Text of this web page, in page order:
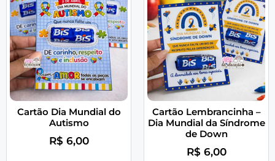
Cartão Dia Mundial do
Autismo
R$ 6,00
Cartão Lembrancinha –
Dia Mundial da Síndrome
de Down
R$ 6,00